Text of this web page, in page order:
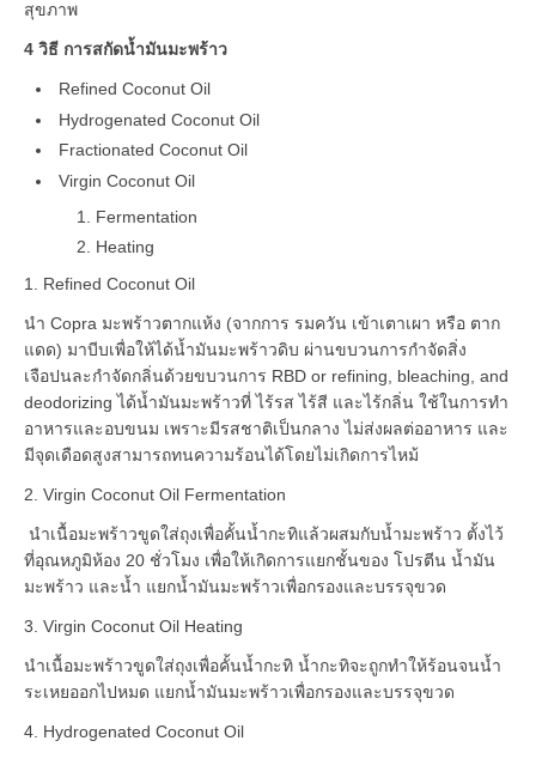
สุขภาพ
4 วิธี การสกัดน้ำมันมะพร้าว
Refined Coconut Oil
Hydrogenated Coconut Oil
Fractionated Coconut Oil
Virgin Coconut Oil
Fermentation
Heating
1. Refined Coconut Oil
นำ Copra มะพร้าวตากแห้ง (จากการ รมควัน เข้าเตาเผา หรือ ตาก
แดด) มาบีบเพื่อให้ได้น้ำมันมะพร้าวดิบ ผ่านขบวนการกำจัดสิ่ง
เจือปนละกำจัดกลิ่นด้วยขบวนการ RBD or refining, bleaching, and
deodorizing ได้น้ำมันมะพร้าวที่ ไร้รส ไร้สี และไร้กลิ่น ใช้ในการทำ
อาหารและอบขนม เพราะมีรสชาติเป็นกลาง ไม่ส่งผลต่ออาหาร และ
มีจุดเดือดสูงสามารถทนความร้อนได้โดยไม่เกิดการไหม้
2. Virgin Coconut Oil Fermentation
นำเนื้อมะพร้าวขูดใส่ถุงเพื่อคั้นน้ำกะทิแล้วผสมกับน้ำมะพร้าว ตั้งไว้
ที่อุณหภูมิห้อง 20 ชั่วโมง เพื่อให้เกิดการแยกชั้นของ โปรตีน น้ำมัน
มะพร้าว และน้ำ แยกน้ำมันมะพร้าวเพื่อกรองและบรรจุขวด
3. Virgin Coconut Oil Heating
นำเนื้อมะพร้าวขูดใส่ถุงเพื่อคั้นน้ำกะทิ น้ำกะทิจะถูกทำให้ร้อนจนน้ำ
ระเหยออกไปหมด แยกน้ำมันมะพร้าวเพื่อกรองและบรรจุขวด
4. Hydrogenated Coconut Oil